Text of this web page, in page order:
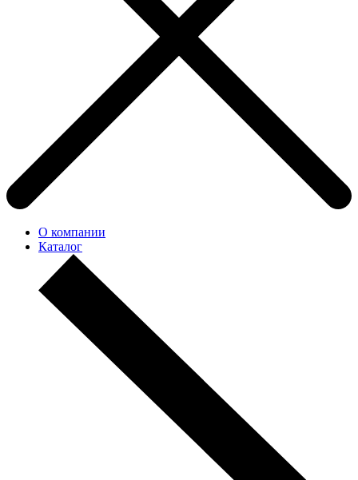
О компании
Каталог